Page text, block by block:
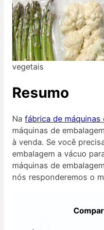
vegetais
Resumo
Nafábrica de máquinas
máquinas de
à venda. Se você
embalagem a vácuo
máquinas de
nós responderemos o